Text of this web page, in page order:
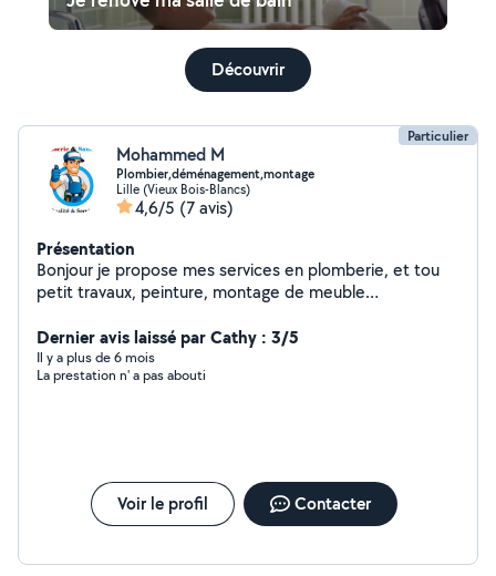
Découvrir
Particulier
Mohammed M
Plombier,déménagement,montage
Lille (Vieux Bois-Blancs)
4,6/5 (7 avis)
Présentation
Bonjour je propose mes services en plomberie, et tou
petit travaux, peinture, montage de meuble
n'hésitez pas à me contacter part message merci
Dernier avis laissé par Cathy : 3/5
Il y a plus de 6 mois
La prestation n' a pas abouti
Voir le profil Contacter